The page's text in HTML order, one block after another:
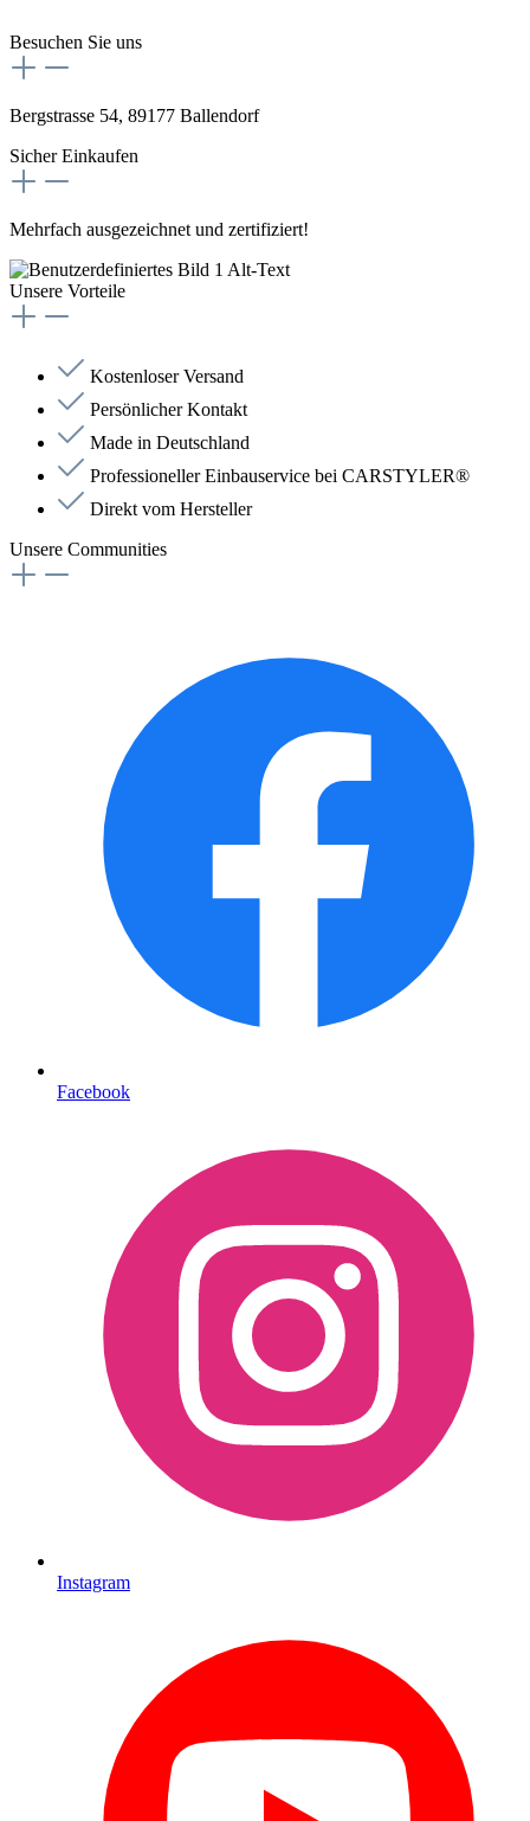
Besuchen Sie uns
Bergstrasse 54, 89177 Ballendorf
Sicher Einkaufen
Mehrfach ausgezeichnet und zertifiziert!
Unsere Vorteile
Kostenloser Versand
Persönlicher Kontakt
Made in Deutschland
Professioneller Einbauservice bei CARSTYLER®
Direkt vom Hersteller
Unsere Communities
Facebook
Instagram